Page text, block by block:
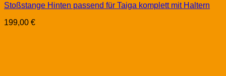
Stoßstange Hinten passend für Taiga komplett mit Haltern
199,00 €